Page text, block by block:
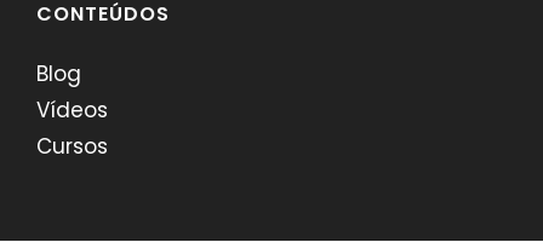
CONTEÚDOS
Blog
Vídeos
Cursos